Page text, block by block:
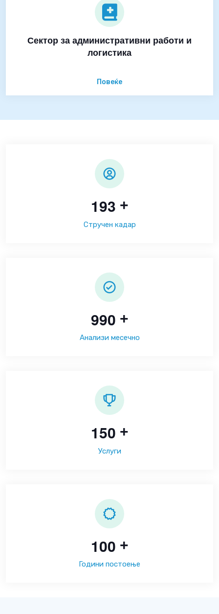
Сектор за административни работи и
логистика
Повеќе
193 +
Стручен кадар
990 +
Анализи месечно
150 +
Услуги
100 +
Години постоење